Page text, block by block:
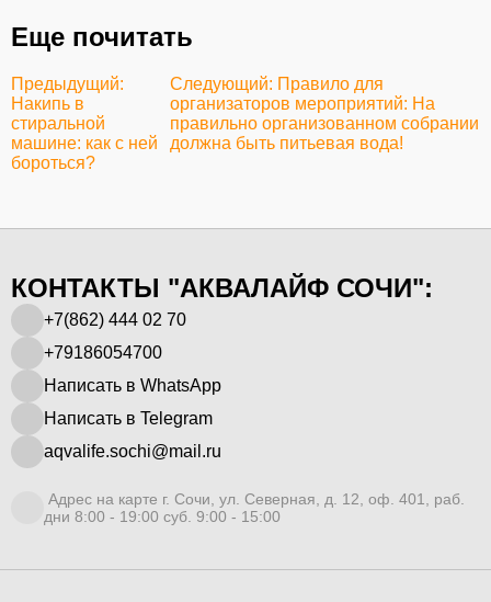
Еще почитать
Следующий: Правило для
организаторов мероприятий: На
правильно организованном собрании
должна быть питьевая вода!
Предыдущий:
Накипь в
стиральной
машине: как с ней
бороться?
КОНТАКТЫ "АКВАЛАЙФ СОЧИ":
+7(862) 444 02 70
+79186054700
Написать в WhatsApp
Написать в Telegram
aqvalife.sochi@mail.ru
Адрес на карте г. Сочи, ул. Северная, д. 12, оф. 401, раб.
дни 8:00 - 19:00 суб. 9:00 - 15:00